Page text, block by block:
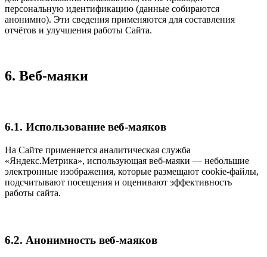
персональную идентификацию (данные собираются
анонимно). Эти сведения применяются для составления
отчётов и улучшения работы Сайта.
6. Веб-маяки
6.1. Использование веб-маяков
На Сайте применяется аналитическая служба
«Яндекс.Метрика», использующая веб-маяки — небольшие
электронные изображения, которые размещают cookie-файлы,
подсчитывают посещения и оценивают эффективность
работы сайта.
6.2. Анонимность веб-маяков